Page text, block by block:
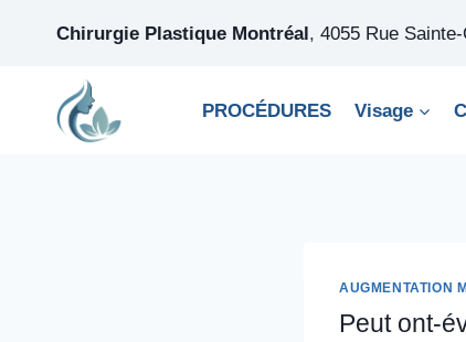
Chirurgie Plastique Montréal, 4055 Rue
PROCÉDURES Visage
AUGMENTATION
Peut ont-